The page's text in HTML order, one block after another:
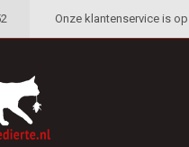
Onze klantenservice is